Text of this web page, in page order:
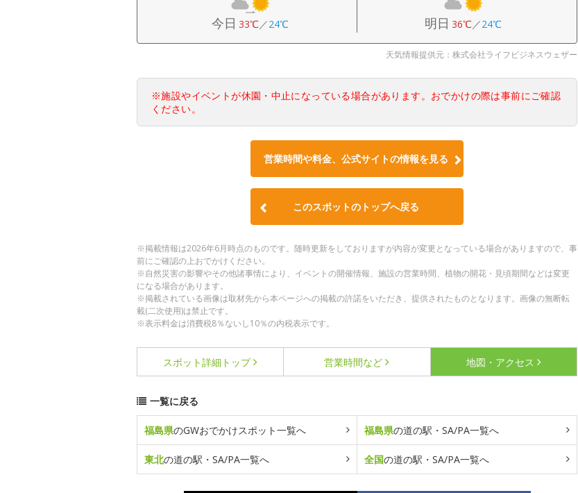
今日 33℃／24℃ 明日 36℃／24℃
天気情報提供元：株式会社ライフビジネスウェザー
※施設やイベントが休園・中止になっている場合があります。おでかけの際は事前にご確認
ください。
営業時間や料金、公式サイトの情報を見る
このスポットのトップへ戻る
※掲載情報は2026年6月時点のものです。随時更新をしておりますが内容が変更となっている場合がありますので、事
前にご確認の上おでかけください。
※自然災害の影響やその他諸事情により、イベントの開催情報、施設の営業時間、植物の開花・見頃期間などは変更
になる場合があります。
※掲載されている画像は取材先から本ページへの掲載の許諾をいただき、提供されたものとなります。画像の無断転
載(二次使用)は禁止です。
※表示料金は消費税8％ないし10％の内税表示です。
スポット詳細 トップ 営業時間など 地図・アクセス
一覧に戻る
福島県のGWおでかけスポット一覧へ 福島県の道の駅・SA/PA一覧へ
東北の道の駅・SA/PA一覧へ 全国の道の駅・SA/PA一覧へ